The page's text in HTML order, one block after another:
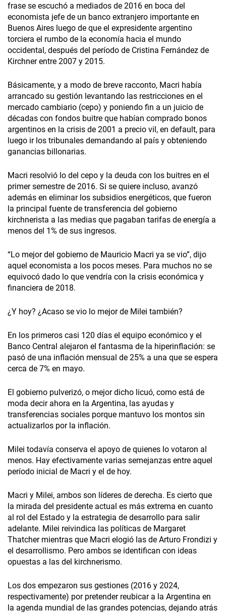
frase se escuchó a mediados de 2016 en boca del
economista jefe de un banco extranjero importante en
Buenos Aires luego de que el expresidente argentino
torciera el rumbo de la economía hacia el mundo
occidental, después del período de Cristina Fernández de
Kirchner entre 2007 y 2015.
Básicamente, y a modo de breve racconto, Macri había
arrancado su gestión levantando las restricciones en el
mercado cambiario (cepo) y poniendo fin a un juicio de
décadas con fondos buitre que habían comprado bonos
argentinos en la crisis de 2001 a precio vil, en default, para
luego ir los tribunales demandando al país y obteniendo
ganancias billonarias.
Macri resolvió lo del cepo y la deuda con los buitres en el
primer semestre de 2016. Si se quiere incluso, avanzó
además en eliminar los subsidios energéticos, que fueron
la principal fuente de transferencia del gobierno
kirchnerista a las medias que pagaban tarifas de energía a
menos del 1% de sus ingresos.
“Lo mejor del gobierno de Mauricio Macri ya se vio”, dijo
aquel economista a los pocos meses. Para muchos no se
equivocó dado lo que vendría con la crisis económica y
financiera de 2018.
¿Y hoy? ¿Acaso se vio lo mejor de Milei también?
En los primeros casi 120 días el equipo económico y el
Banco Central alejaron el fantasma de la hiperinflación: se
pasó de una inflación mensual de 25% a una que se espera
cerca de 7% en mayo.
El gobierno pulverizó, o mejor dicho licuó, como está de
moda decir ahora en la Argentina, las ayudas y
transferencias sociales porque mantuvo los montos sin
actualizarlos por la inflación.
Milei todavía conserva el apoyo de quienes lo votaron al
menos. Hay efectivamente varias semejanzas entre aquel
período inicial de Macri y el de hoy.
Macri y Milei, ambos son líderes de derecha. Es cierto que
la mirada del presidente actual es más extrema en cuanto
al rol del Estado y la estrategia de desarrollo para salir
adelante. Milei reivindica las políticas de Margaret
Thatcher mientras que Macri elogió las de Arturo Frondizi y
el desarrollismo. Pero ambos se identifican con ideas
opuestas a las del kirchnerismo.
Los dos empezaron sus gestiones (2016 y 2024,
respectivamente) por pretender reubicar a la Argentina en
la agenda mundial de las grandes potencias, dejando atrás